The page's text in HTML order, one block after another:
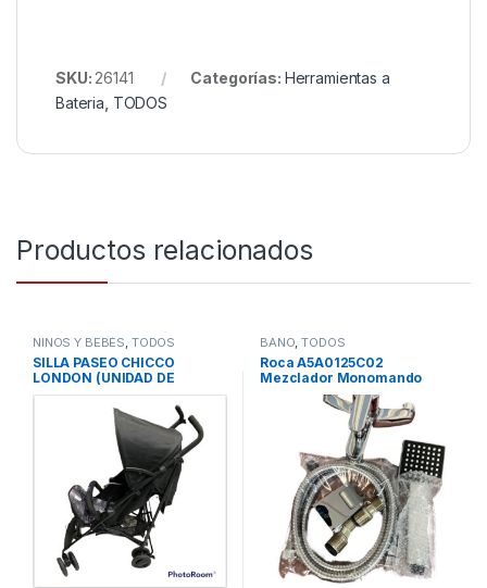
SKU:26141 Categorías: Herramientas a
Bateria, TODOS
Productos relacionados
NIÑOS Y BEBÉS, TODOS
SILLA PASEO CHICCO
LONDON (UNIDAD DE
EXPOSICION – SIN
EMBALAJE ORIGINAL)
BAÑO,TODOS
Roca A5A0125C02
Mezclador Monomando
Baño-Ducha, Coleccion
Victoria, Cromado